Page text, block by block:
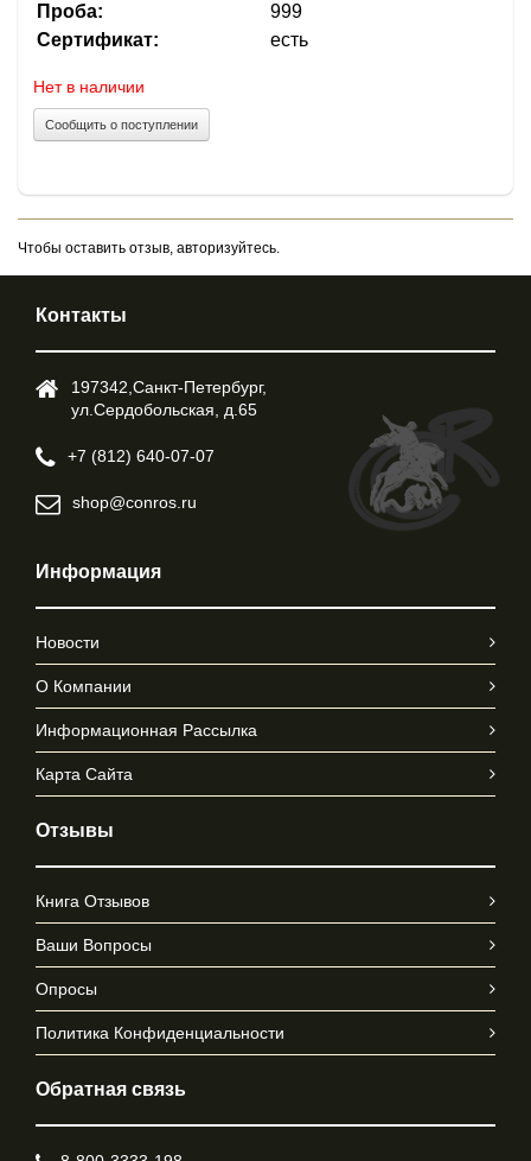
Проба:
999
Сертификат:
есть
Нет в наличии
Сообщить о поступлении
Чтобы оставить отзыв, авторизуйтесь.
Контакты
197342,Cанкт-Петербург,
ул.Cердобольская, д.65
+7 (812) 640-07-07
shop@conros.ru
Информация
Новости
О Компании
Информационная Рассылка
Карта Сайта
Отзывы
Книга Отзывов
Ваши Вопросы
Опросы
Политика Конфиденциальности
Обратная связь